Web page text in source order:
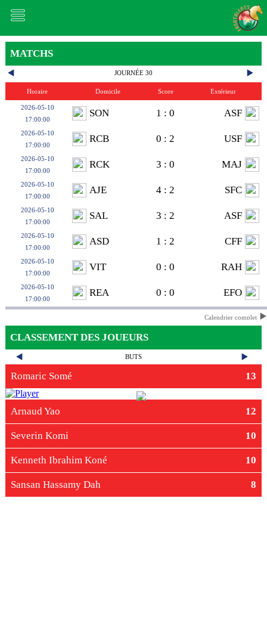
MATCHS
JOURNÉE 30
Horaire Domicile Score Extérieur
2026-05-10
17:00:00
SON 1 : 0 ASF
2026-05-10
17:00:00
RCB 0 : 2 USF
2026-05-10
17:00:00
RCK 3 : 0 MAJ
2026-05-10
17:00:00
AJE 4 : 2 SFC
2026-05-10
17:00:00
SAL 3 : 2 ASF
2026-05-10
17:00:00
ASD 1 : 2 CFF
2026-05-10
17:00:00
VIT 0 : 0 RAH
2026-05-10
17:00:00
REA 0 : 0 EFO
Calendrier complet
CLASSEMENT DES JOUEURS
BUTS
13
Romaric Somé
12
Arnaud Yao
10
Severin Komi
10
Kenneth Ibrahim Koné
8
Sansan Hassamy Dah